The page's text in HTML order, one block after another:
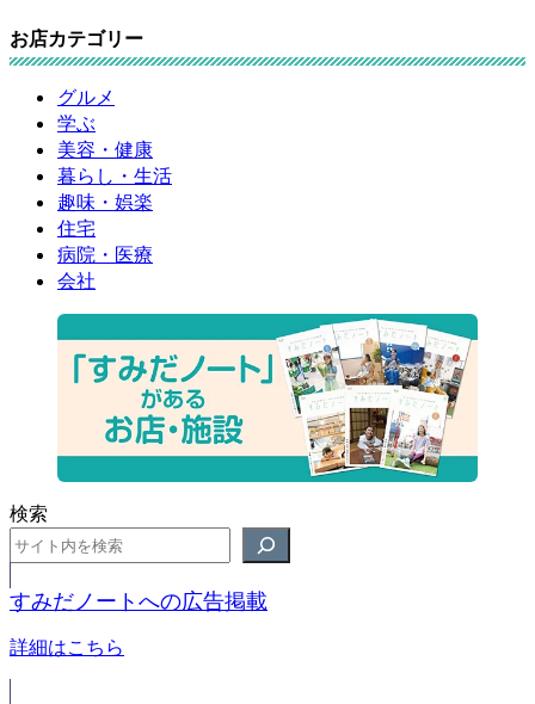
お店カテゴリー
グルメ
学ぶ
美容・健康
暮らし・生活
趣味・娯楽
住宅
病院・医療
会社
検索
すみだノートへの広告掲載
詳細はこちら